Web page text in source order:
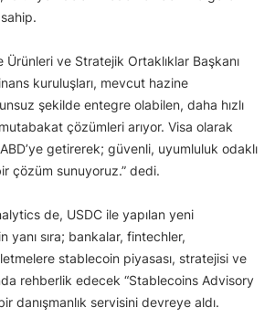
sahip.
Ürünleri ve Stratejik Ortaklıklar Başkanı
kuruluşları, mevcut hazine
şekilde entegre olabilen, daha hızlı
çözümleri arıyor. Visa olarak
getirerek; güvenli, uyumluluk odaklı
çözüm sunuyoruz.” dedi.
de, USDC ile yapılan yeni
yanı sıra; bankalar, fintechler,
stablecoin piyasası, stratejisi ve
rehberlik edecek “Stablecoins Advisory
danışmanlık servisini devreye aldı.